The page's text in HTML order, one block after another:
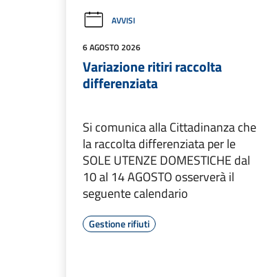
AVVISI
6 AGOSTO 2026
Variazione ritiri raccolta
differenziata
Si comunica alla Cittadinanza che
la raccolta differenziata per le
SOLE UTENZE DOMESTICHE dal
10 al 14 AGOSTO osserverà il
seguente calendario
Gestione rifiuti